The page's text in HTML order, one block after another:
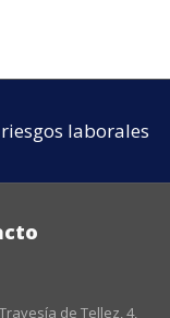
laborales
Travesía de Tellez, 4,